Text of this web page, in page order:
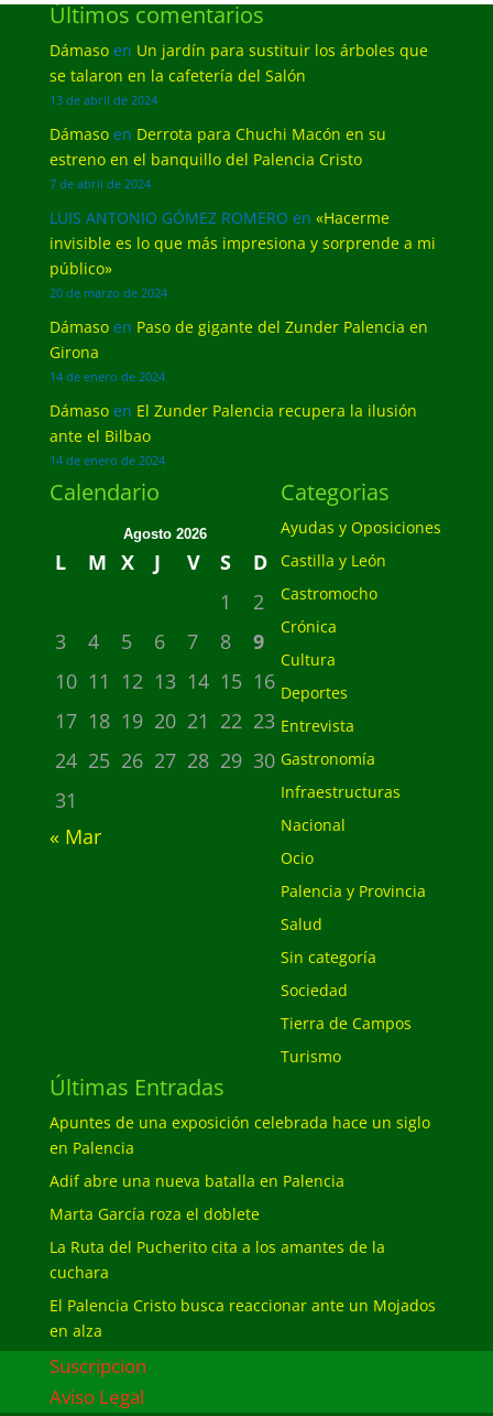
Últimos comentarios
Dámasoen Un jardín para sustituir los árboles que
se talaron en la cafetería del Salón
13 de abril de 2024
Dámasoen Derrota para Chuchi Macón en su
estreno en el banquillo del Palencia Cristo
7 de abril de 2024
LUIS ANTONIO GÓMEZ ROMERO en «Hacerme
invisible es lo que más impresiona y sorprende a mi
público»
20 de marzo de 2024
Dámasoen Paso de gigante del Zunder Palencia en
Girona
14 de enero de 2024
Dámasoen El Zunder Palencia recupera la ilusión
ante el Bilbao
14 de enero de 2024
Calendario
Agosto 2026
L M X J V S
D
1
2
3
4 5 6 7 8
9
10 11 12 13 14 15 16
17 18 19 20 21 22 23
24 25 26 27 28 29 30
31
« Mar
Categorias
Ayudas y Oposiciones
Castilla y León
Castromocho
Crónica
Cultura
Deportes
Entrevista
Gastronomía
Infraestructuras
Nacional
Ocio
Palencia y Provincia
Salud
Sin categoría
Sociedad
Tierra de Campos
Turismo
Últimas Entradas
Apuntes de una exposición celebrada hace un siglo
en Palencia
Adif abre una nueva batalla en Palencia
Marta García roza el doblete
La Ruta del Pucherito cita a los amantes de la
cuchara
El Palencia Cristo busca reaccionar ante un Mojados
en alza
Suscripcion
Aviso Legal